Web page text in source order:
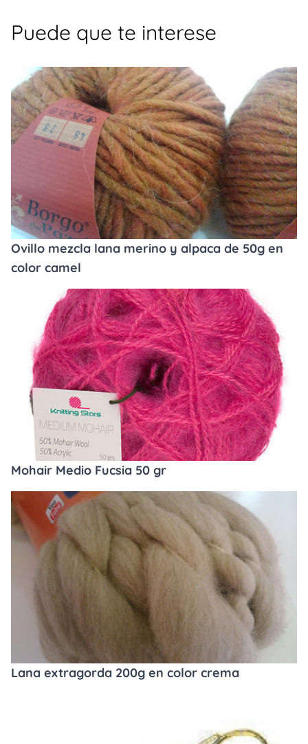
Puede que te interese
Ovillo mezcla lana merino y alpaca de 50g en
color camel
Mohair Medio Fucsia 50 gr
Lana extragorda 200g en color crema